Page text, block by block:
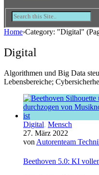
Home›Category: "Digital"
Digital
Algorithmen und Big Data
Lebensbereiche;
Digital, Mensch
27. März 2022
von Autorenteam
Beethoven 5.0: KI